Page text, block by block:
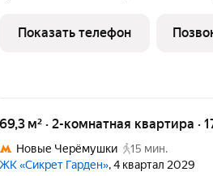
комната. Дополнительные
остекление и вид на озелененную
Показать телефон
69,3 м² · 2-комнатная квартира ·
Новые Черёмушки
15 мин.
ЖК «Сикрет Гарден», 4 квартал 2029